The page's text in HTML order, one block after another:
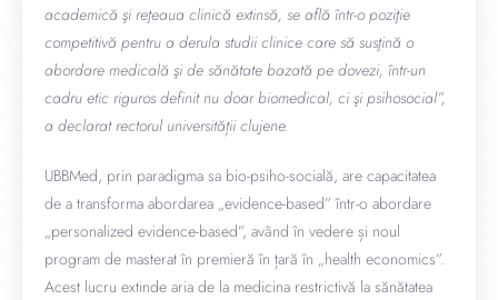
academică şi reţeaua clinică extinsă, se află într-o poziţie
competitivă pentru a derula studii clinice care să susţină o
abordare medicală şi de sănătate bazată pe dovezi, într-un
cadru etic riguros definit nu doar biomedical, ci şi psihosocial”,
a declarat rectorul universității clujene.
UBBMed, prin paradigma sa bio-psiho-socială, are capacitatea
de a transforma abordarea „evidence-based” într-o abordare
„personalized evidence-based”, având în vedere și noul
program de masterat în premieră în țară în „health economics”.
Acest lucru extinde aria de la medicina restrictivă la sănătatea